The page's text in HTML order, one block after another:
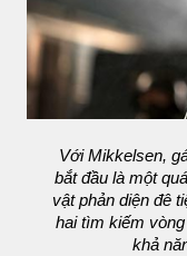
Với Mikkelsen,
bắt đầu là một
vật phản diện đê
hai tìm kiếm
khả